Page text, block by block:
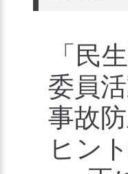
「民
委員
事故
ヒン